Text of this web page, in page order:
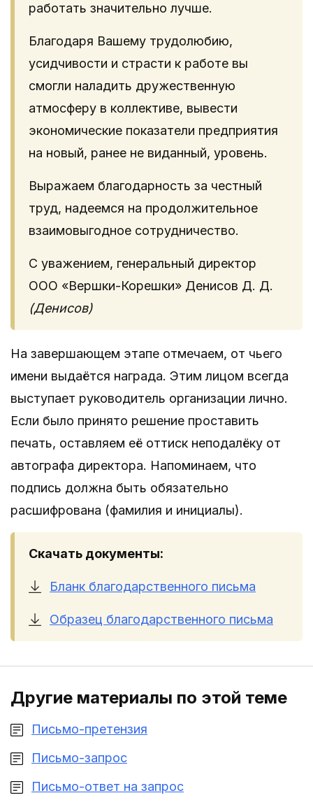
работать значительно лучше.
Благодаря Вашему трудолюбию,
усидчивости и страсти к работе вы
смогли наладить дружественную
атмосферу в коллективе, вывести
экономические показатели предприятия
на новый, ранее не виданный, уровень.
Выражаем благодарность за честный
труд, надеемся на продолжительное
взаимовыгодное сотрудничество.
С уважением, генеральный директор
ООО «Вершки-Корешки» Денисов Д. Д.
(Денисов)
На завершающем этапе отмечаем, от чьего
имени выдаётся награда. Этим лицом всегда
выступает руководитель организации лично.
Если было принято решение проставить
печать, оставляем её оттиск неподалёку от
автографа директора. Напоминаем, что
подпись должна быть обязательно
расшифрована (фамилия и инициалы).
Скачать документы:
Бланк благодарственного письма
Образец благодарственного письма
Другие материалы по этой теме
Письмо-претензия
Письмо-запрос
Письмо-ответ на запрос